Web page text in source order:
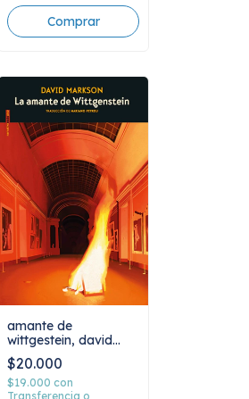
amante de
wittgestein, david
markson
$20.000
$19.000 con
Transferencia o